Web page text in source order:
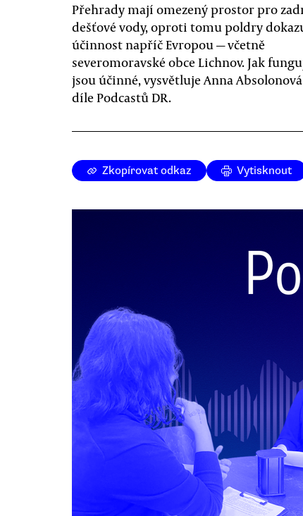
Přehrady mají omezený prostor pro
dešťové vody, oproti tomu poldry
účinnost napříč Evropou — včetně
severomoravské obce Lichnov. Jak
jsou účinné, vysvětluje Anna
díle Podcastů DR.
Zkopírovat odkaz Vytisknout